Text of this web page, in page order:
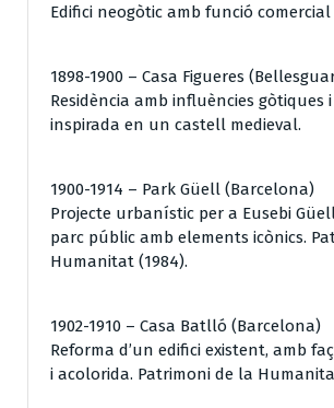
Edifici neogòtic amb funció comercial
1898-1900 – Casa Figueres
Residència amb influències gòtiques
inspirada en un castell medieval.
1900-1914 – Park Güell (Barcelona)
Projecte urbanístic per a Eusebi
parc públic amb elements icònics.
Humanitat (1984).
1902-1910 – Casa Batlló (Barcelona)
Reforma d’un edifici existent, amb
i acolorida. Patrimoni de la